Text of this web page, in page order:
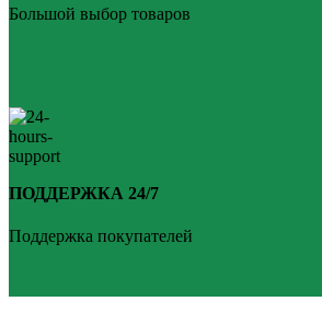
Большой выбор товаров
ПОДДЕРЖКА 24/7
Поддержка покупателей